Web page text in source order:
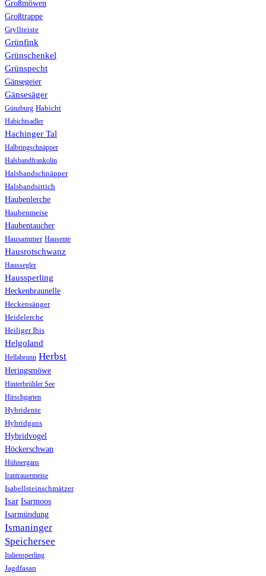
Großmöwen
Großtrappe
Gryllteiste
Grünfink
Grünschenkel
Grünspecht
Gänsegeier
Gänsesäger
Günzburg Habicht
Habichtsadler
Hachinger Tal
Halbringschnäpper
Halsbandfrankolin
Halsbandschnäpper
Halsbandsittich
Haubenlerche
Haubenmeise
Haubentaucher
Hausammer Hausente
Hausrotschwanz
Haussegler
Haussperling
Heckenbraunelle
Heckensänger
Heidelerche
Heiliger Ibis
Helgoland
Hellabrunn Herbst
Heringsmöwe
Hinterbrühler See
Hirschgarten
Hybridente
Hybridgans
Hybridvogel
Höckerschwan
Hühnergans
Irantrauermeise
Isabellsteinschmätzer
Isar Isarmoos
Isarmündung
Ismaninger
Speichersee
Italiensperling
Jagdfasan